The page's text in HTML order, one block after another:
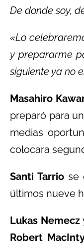
De donde soy,
«Lo
y prepararme
siguiente ya no
Masahiro
preparó para
medias
colocara
Santi Tarrio se
últimos nueve
Lukas Nemecz
Robert